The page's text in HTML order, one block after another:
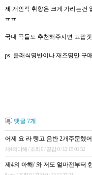
제 개인적 취향은 크게 가리는건
ㅠㅠ
국내 곡들도 추천해주시면 고맙
ps. 클래식명반이나 재즈명만 구
댓글 7개